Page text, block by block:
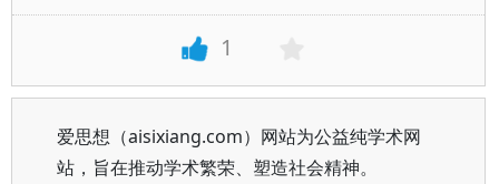
1
爱思想（aisixiang.com）网站为公益纯学术网
站，旨在推动学术繁荣、塑造社会精神。